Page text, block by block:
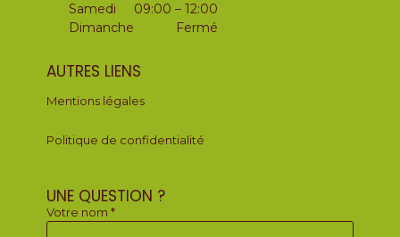
Samedi
Dimanche
09:00 – 12:00
Fermé
AUTRES LIENS
Mentions légales
Politique de confidentialité
UNE QUESTION ?
Votre nom *